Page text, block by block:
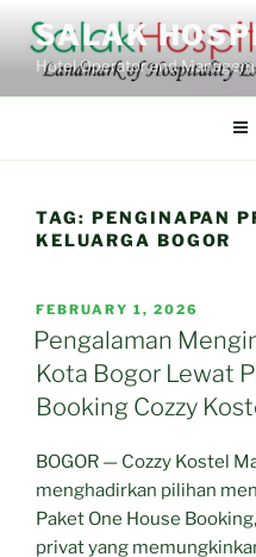
content
SALAK
Hotel Operator and
TAG: PENGINAPAN
KELUARGA BOGOR
POSTED
ON
FEBRUARY 1, 2026
Pengalaman
Kota Bogor Lewat
Booking Cozzy
BOGOR — Cozzy Kostel
menghadirkan pilihan
Paket One House
privat yang